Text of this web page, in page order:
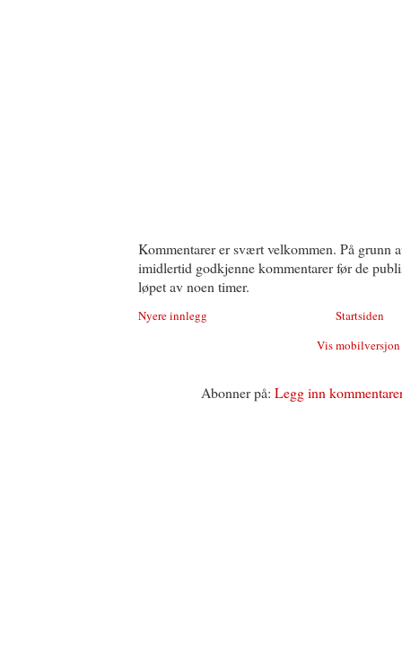
Kommentarer er svært velkommen. På grunn
imidlertid godkjenne kommentarer før de
løpet av noen timer.
Nyere innlegg
Startsiden
Vis mobilversjon
Abonner på: Legg inn